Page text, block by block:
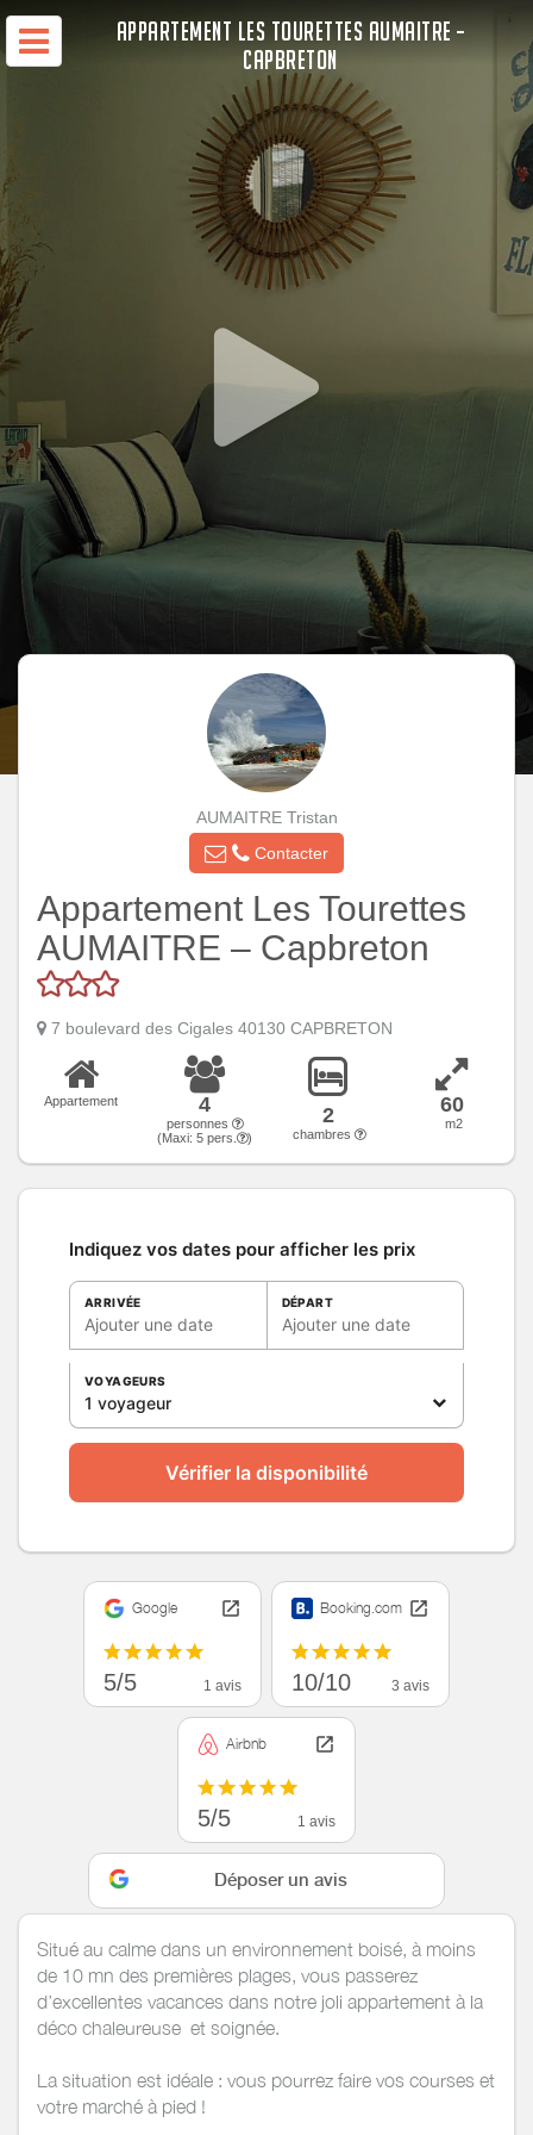
APPARTEMENT LES TOURETTES AUMAITRE –
CAPBRETON
AUMAITRE Tristan
Contacter
Appartement Les Tourettes
AUMAITRE – Capbreton
7 boulevard des Cigales 40130 CAPBRETON
Appartement 4
personnes
(Maxi: 5 pers. )
2
chambres
60
m2
Indiquez vos dates pour afficher les prix
ARRIVÉE
Ajouter une date
DÉPART
Ajouter une date
VOYAGEURS
1 voyageur
Vérifier la disponibilité
Google
5/5 1 avis
Booking.com
10/10 3 avis
Airbnb
5/5 1 avis
Déposer un avis
Situé au calme dans un environnement boisé, à moins
de 10 mn des premières plages, vous passerez
d’excellentes vacances dans notre joli appartement à la
déco chaleureuse et soignée.
La situation est idéale : vous pourrez faire vos courses et
votre marché à pied !